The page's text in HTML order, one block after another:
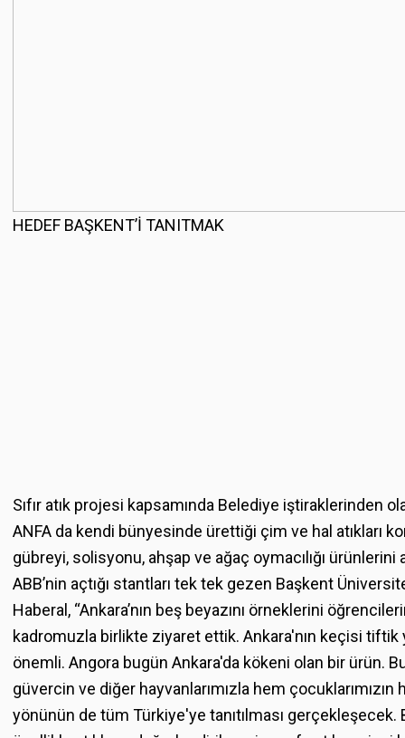
HEDEF BAŞKENT’İ TANITMAK
Sıfır atık projesi kapsamında Belediye iştiraklerinden
ANFA da kendi bünyesinde ürettiği çim ve hal atıkları
gübreyi, solisyonu, ahşap ve ağaç oymacılığı ürünlerini
ABB’nin açtığı stantları tek tek gezen Başkent
Haberal, “Ankara’nın beş beyazını örneklerini
kadromuzla birlikte ziyaret ettik. Ankara'nın keçisi
önemli. Angora bugün Ankara'da kökeni olan bir ürün.
güvercin ve diğer hayvanlarımızla hem çocuklarımızın
yönünün de tüm Türkiye'ye tanıtılması